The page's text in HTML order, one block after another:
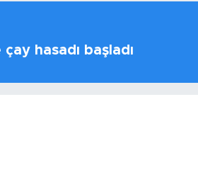
hasadı başladı